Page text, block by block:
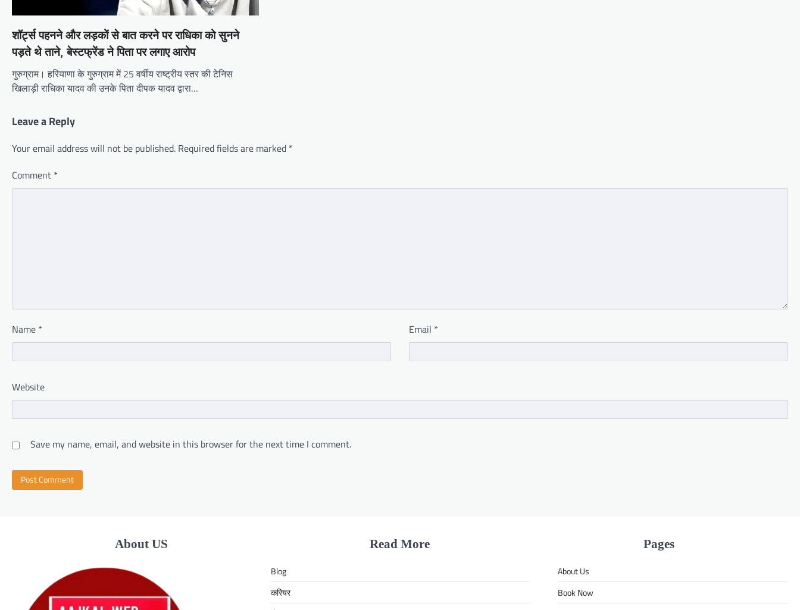
शॉर्ट्स पहनने और लड़कों से बात करने पर राधिका को सुनने
पड़ते थे ताने, बेस्टफ्रेंड ने पिता पर लगाए आरोप
गुरुग्राम। हरियाणा के गुरुग्राम में 25 वर्षीय राष्ट्रीय स्तर की टेनिस
खिलाड़ी राधिका यादव की उनके पिता दीपक यादव द्वारा…
Leave a Reply
Your email address will not be published. Required fields are marked *
Comment *
Name * Email *
Website
Save my name, email, and website in this browser for the next time I comment.
About US Read More
Blog
करियर
Pages
About Us
Book Now